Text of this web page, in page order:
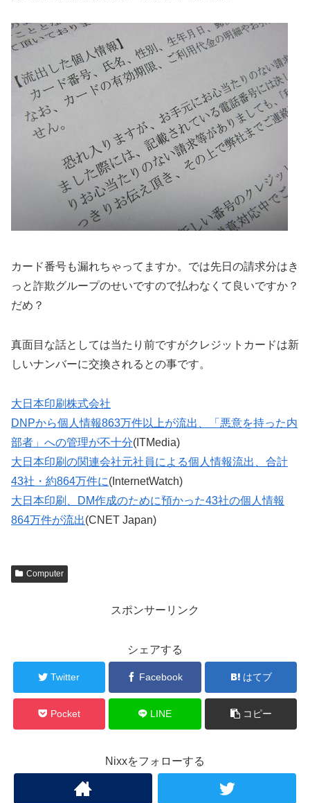
カード番号も漏れちゃってますか。では先日の請求分はき
っと詐欺グループのせいですので払わなくて良いですか？
だめ？
真面目な話としては当たり前ですがクレジットカードは新
しいナンバーに交換されるとの事です。
大日本印刷株式会社
DNPから個人情報863万件以上が流出、「悪意を持った内
部者」への管理が不十分(ITMedia)
大日本印刷の関連会社元社員による個人情報流出、合計
43社・約864万件に(InternetWatch)
大日本印刷、DM作成のために預かった43社の個人情報
864万件が流出(CNET Japan)
Computer
スポンサーリンク
シェアする
Twitter Facebook はてブ
Pocket LINE コピー
Nixxをフォローする